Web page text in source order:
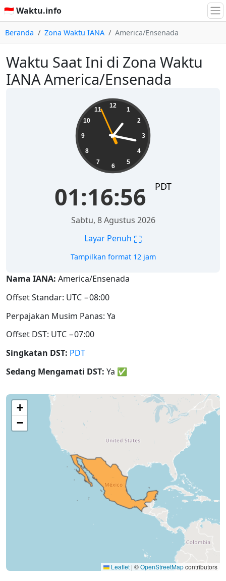
🇮🇩 Waktu.info
Beranda Zona Waktu IANA America/Ensenada
Waktu Saat Ini di Zona Waktu
IANA America/Ensenada
12
1
2
3
4
5
6
7
8
9
10
11
01:16:56 PDT
Sabtu, 8 Agustus 2026
Layar Penuh ⛶
Tampilkan format 12 jam
Nama IANA: America/Ensenada
Offset Standar: UTC −08:00
Perpajakan Musim Panas: Ya
Offset DST: UTC −07:00
Singkatan DST: PDT
Sedang Mengamati DST: Ya ✅
+
−
Leaflet | ©OpenStreetMapcontributors